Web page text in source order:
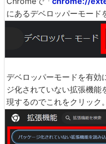
にあるデベロッパーモード
デベロッパーモードを有効
ジ化されていない拡張機能
現するのでこれをクリック。